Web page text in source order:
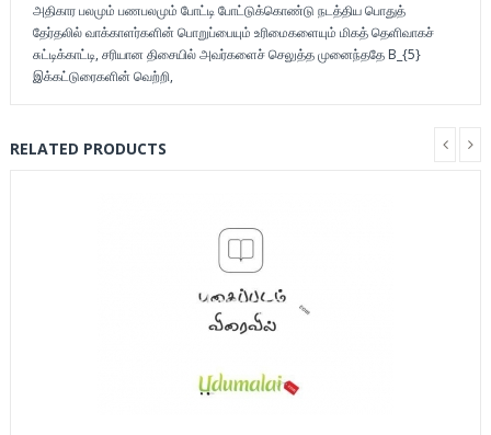
அதிகார பலமும் பணபலமும் போட்டி போட்டுக்கொண்டு நடத்திய பொதுத்
தேர்தலில் வாக்காளர்களின் பொறுப்பையும் உரிமைகளையும் மிகத் தெளிவாகச்
சுட்டிக்காட்டி, சரியான திசையில் அவர்களைச் செலுத்த முனைந்ததே B_{5}
இக்கட்டுரைகளின் வெற்றி,
RELATED PRODUCTS